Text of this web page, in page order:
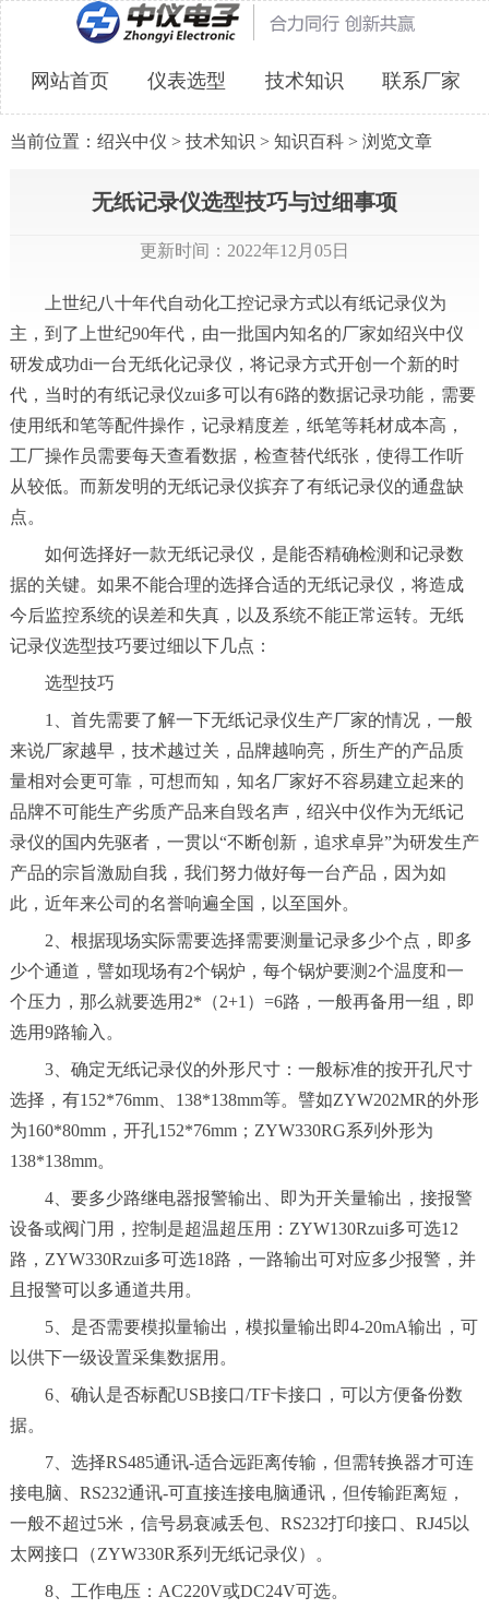
网站首页 仪表选型 技术知识 联系厂家
当前位置： 绍兴中仪 > 技术知识 > 知识百科> 浏览文章
无纸记录仪选型技巧与过细事项
更新时间：2022年12月05日
上世纪八十年代自动化工控记录方式以有纸记录仪为
主，到了上世纪90年代，由一批国内知名的厂家如绍兴中仪
研发成功di一台无纸化记录仪，将记录方式开创一个新的时
代，当时的有纸记录仪zui多可以有6路的数据记录功能，需要
使用纸和笔等配件操作，记录精度差，纸笔等耗材成本高，
工厂操作员需要每天查看数据，检查替代纸张，使得工作听
从较低。而新发明的无纸记录仪摈弃了有纸记录仪的通盘缺
点。
如何选择好一款无纸记录仪，是能否精确检测和记录数
据的关键。如果不能合理的选择合适的无纸记录仪，将造成
今后监控系统的误差和失真，以及系统不能正常运转。无纸
记录仪选型技巧要过细以下几点：
选型技巧
1、首先需要了解一下无纸记录仪生产厂家的情况，一般
来说厂家越早，技术越过关，品牌越响亮，所生产的产品质
量相对会更可靠，可想而知，知名厂家好不容易建立起来的
品牌不可能生产劣质产品来自毁名声，绍兴中仪作为无纸记
录仪的国内先驱者，一贯以“不断创新，追求卓异”为研发生产
产品的宗旨激励自我，我们努力做好每一台产品，因为如
此，近年来公司的名誉响遍全国，以至国外。
2、根据现场实际需要选择需要测量记录多少个点，即多
少个通道，譬如现场有2个锅炉，每个锅炉要测2个温度和一
个压力，那么就要选用2*（2+1）=6路，一般再备用一组，即
选用9路输入。
3、确定无纸记录仪的外形尺寸：一般标准的按开孔尺寸
选择，有152*76mm、138*138mm等。譬如ZYW202MR的外形
为160*80mm，开孔152*76mm；ZYW330RG系列外形为
138*138mm。
4、要多少路继电器报警输出、即为开关量输出，接报警
设备或阀门用，控制是超温超压用：ZYW130Rzui多可选12
路，ZYW330Rzui多可选18路，一路输出可对应多少报警，并
且报警可以多通道共用。
5、是否需要模拟量输出，模拟量输出即4-20mA输出，可
以供下一级设置采集数据用。
6、确认是否标配USB接口/TF卡接口，可以方便备份数
据。
7、选择RS485通讯-适合远距离传输，但需转换器才可连
接电脑、RS232通讯-可直接连接电脑通讯，但传输距离短，
一般不超过5米，信号易衰减丢包、RS232打印接口、RJ45以
太网接口（ZYW330R系列无纸记录仪）。
8、工作电压：AC220V或DC24V可选。